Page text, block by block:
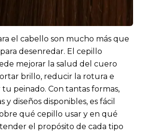
el cabello son mucho más que
desenredar. El cepillo
mejorar la salud del cuero
brillo, reducir la rotura e
peinado. Con tantas formas,
y diseños disponibles, es fácil
qué cepillo usar y en qué
el propósito de cada tipo